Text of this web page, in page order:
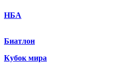
НБА
Биатлон
Кубок мира